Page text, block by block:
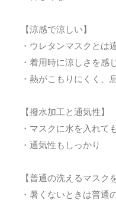
【涼感で涼しい】
・ウレタンマスクとは
・着用時に涼しさを感
・熱がこもりにくく、
【撥水加工と通気性】
・マスクに水を入れて
・通気性もしっかり
【普通の洗えるマスク
・暑くないときは普通